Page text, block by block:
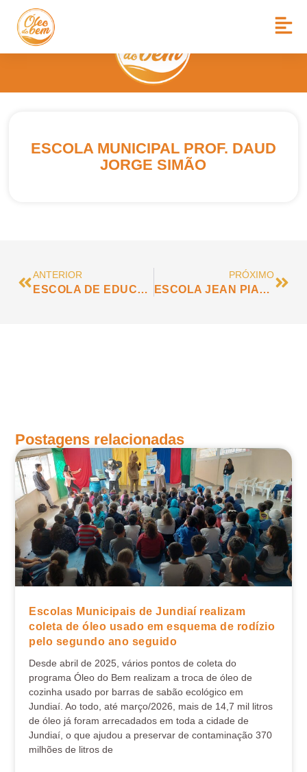
ESCOLA MUNICIPAL PROF. DAUD
JORGE SIMÃO
ANTERIOR
ESCOLA DE EDUCAÇÃO INFANTIL EXTENSÃO JOÃO PAULO II
PRÓXIMO
ESCOLA JEAN PIAGET
Postagens relacionadas
Escolas Municipais de Jundiaí realizam
coleta de óleo usado em esquema de rodízio
pelo segundo ano seguido
Desde abril de 2025, vários pontos de coleta do
programa Óleo do Bem realizam a troca de óleo de
cozinha usado por barras de sabão ecológico em
Jundiaí. Ao todo, até março/2026, mais de 14,7 mil litros
de óleo já foram arrecadados em toda a cidade de
Jundiaí, o que ajudou a preservar de contaminação 370
milhões de litros de